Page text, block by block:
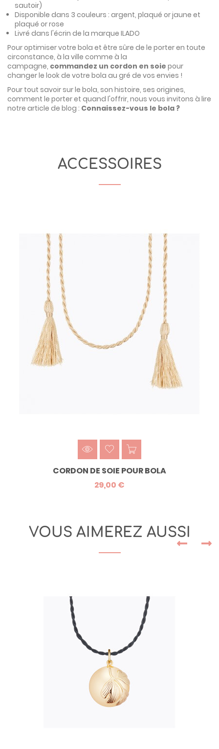
sautoir)
Disponible dans 3 couleurs : argent, plaqué or jaune et
plaqué or rose
Livré dans l'écrin de la marque ILADO
Pour optimiser votre bola et être sûre de le porter en toute
circonstance, à la ville comme à la
campagne, commandez un cordon en soie pour
changer le look de votre bola au gré de vos envies !
Pour tout savoir sur le bola, son histoire, ses origines,
comment le porter et quand l'offrir, nous vous invitons à lire
notre article de blog : Connaissez-vous le bola ?
ACCESSOIRES
CORDON DE SOIE POUR BOLA
29,00 €
VOUS AIMEREZ AUSSI